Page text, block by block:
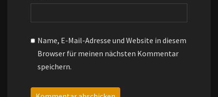
Name, E-Mail-Adresse und Website in diesem
Browser für meinen nächsten Kommentar
speichern.